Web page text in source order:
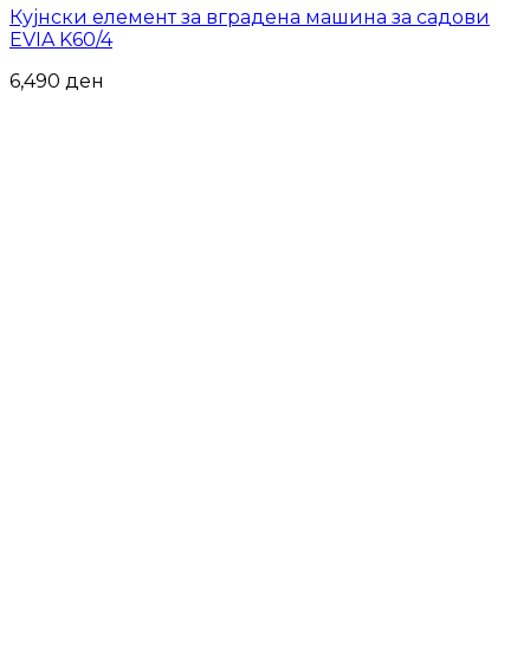
Кујнски елемент за вградена машина за садови
EVIA K60/4
6,490 ден